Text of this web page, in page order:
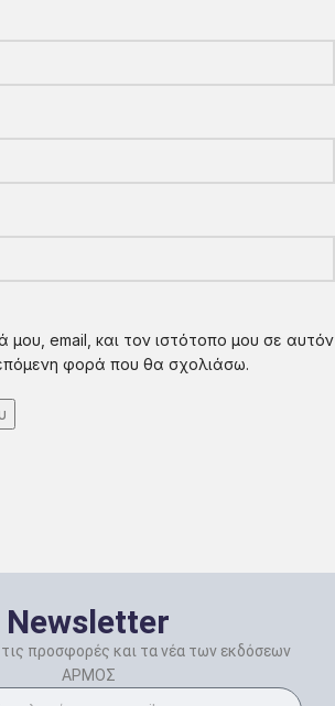
μου, email, και τον ιστότοπο μου σε αυτόν
φορά που θα σχολιάσω.
Newsletter
προσφορές και τα νέα των εκδόσεων
ΑΡΜΟΣ